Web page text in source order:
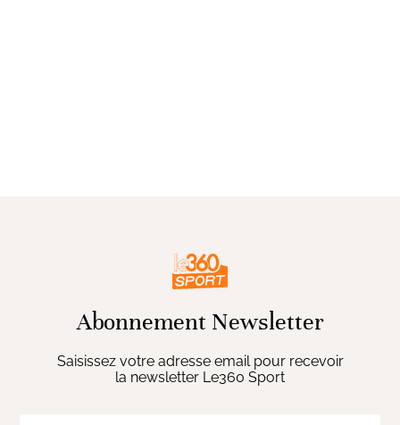
Abonnement Newsletter
Saisissez votre adresse email pour recevoir
la newsletter Le360 Sport